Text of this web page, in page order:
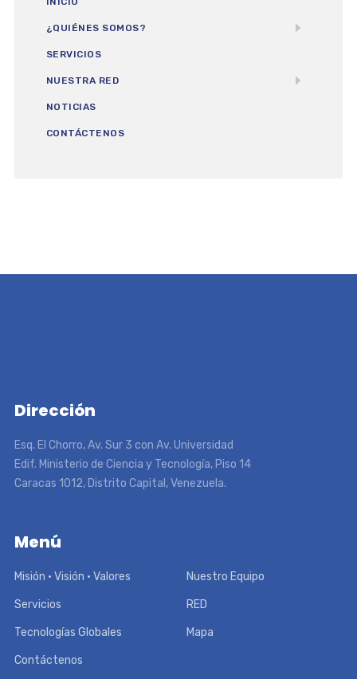
¿QUIÉNES SOMOS?
SERVICIOS
NUESTRA RED
NOTICIAS
CONTÁCTENOS
Dirección
Esq. El Chorro, Av. Sur 3 con Av. Universidad
Edif. Ministerio de Ciencia y Tecnología, Piso 14
Caracas 1012, Distrito Capital, Venezuela.
Menú
Misión • Visión • Valores Nuestro Equipo
Servicios RED
Tecnologías Globales Mapa
Contáctenos